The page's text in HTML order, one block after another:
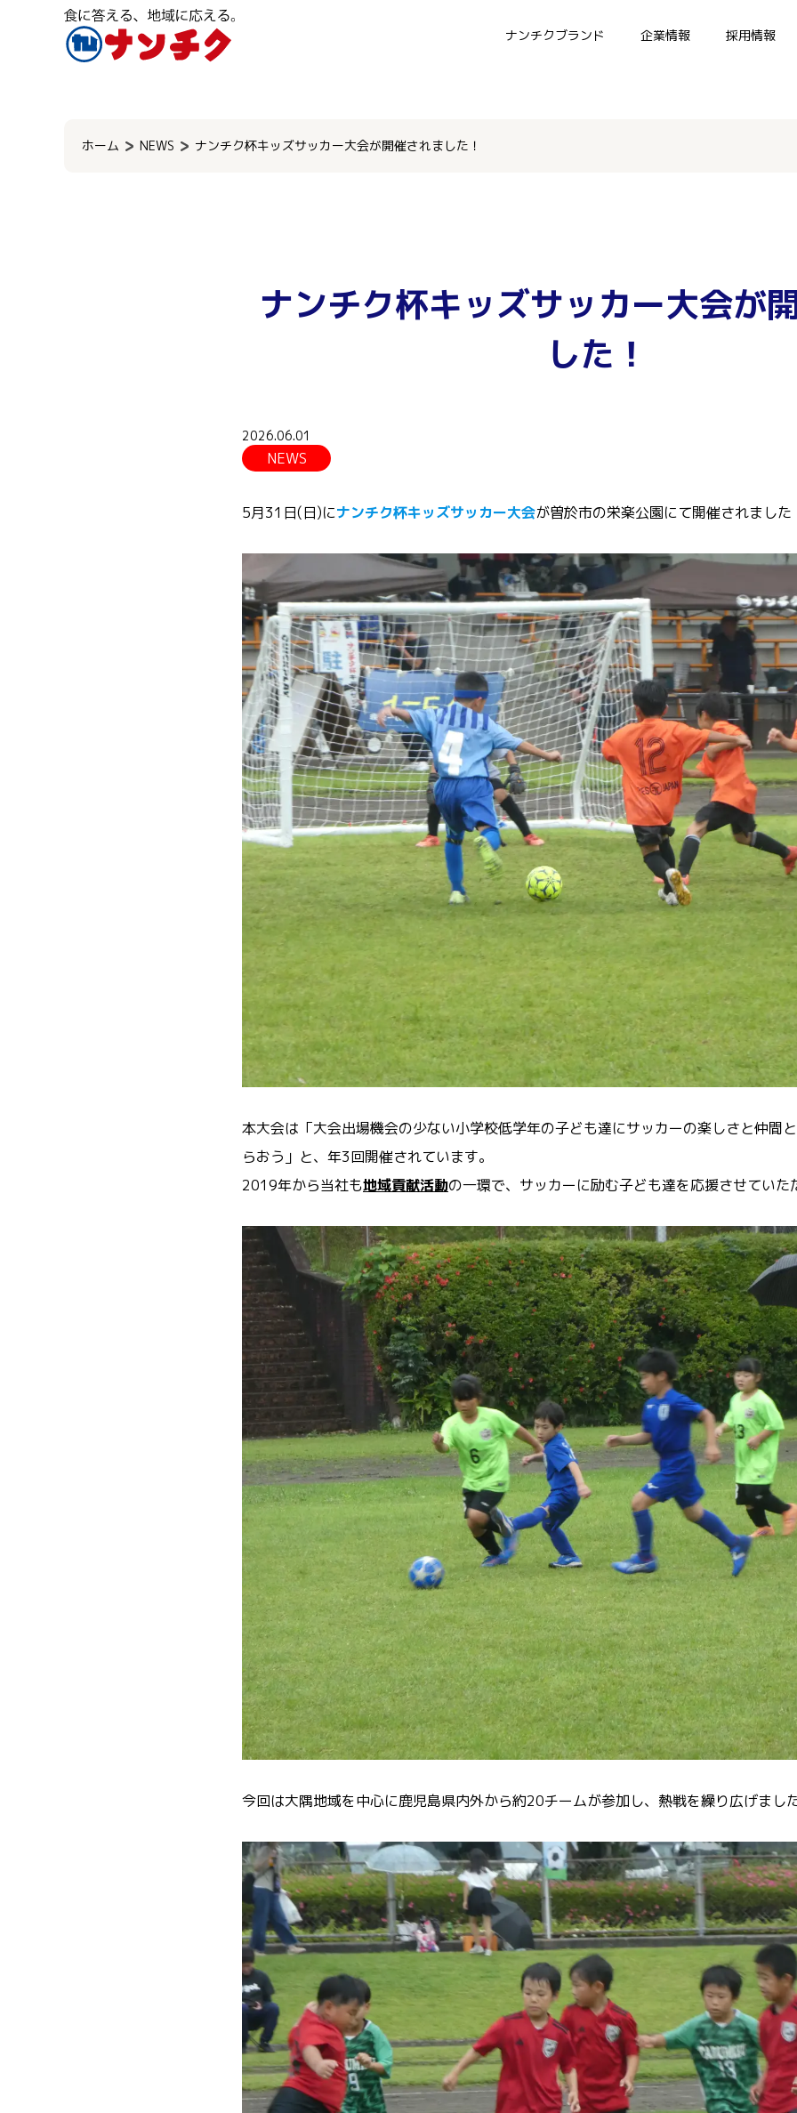
ナンチクブランド 企業情報 採用情報
ホーム
NEWS ナンチク杯キッズサッカー大会が開催されました！
ナンチク杯キッズサッカー大会が
した！
2026.06.01
NEWS
5月31日(日)にナンチク杯キッズサッカー大会が曽於市の栄楽公園にて開催されました
本大会は「大会出場機会の少ない小学校低学年の子ども達にサッカーの楽しさと仲間
らおう」と、年3回開催されています。
2019年から当社も地域貢献活動の一環で、サッカーに励む子ども達を応援させていた
今回は大隅地域を中心に鹿児島県内外から約20チームが参加し、熱戦を繰り広げまし